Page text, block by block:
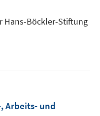
Hans-Böckler-Stiftung
Arbeits- und